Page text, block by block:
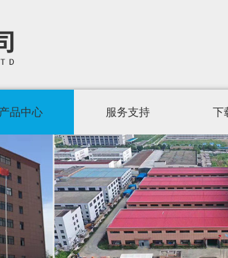
产品中心 服务支持 下